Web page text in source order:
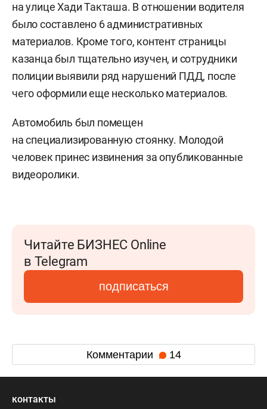
на улице Хади Такташа. В отношении водителя
было составлено 6 административных
материалов. Кроме того, контент страницы
казанца был тщательно изучен, и сотрудники
полиции выявили ряд нарушений ПДД, после
чего оформили еще несколько материалов.
Автомобиль был помещен
на специализированную стоянку. Молодой
человек принес извинения за опубликованные
видеоролики.
Читайте БИЗНЕС Online
в Telegram
подписаться
Комментарии 14
контакты